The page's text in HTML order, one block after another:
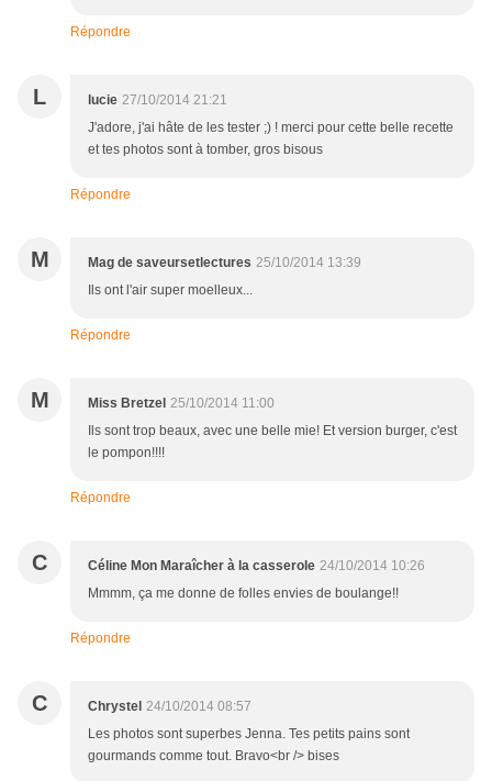
Répondre
L lucie 27/10/2014 21:21
J'adore, j'ai hâte de les tester ;) ! merci pour cette belle recette
et tes photos sont à tomber, gros bisous
Répondre
M Mag de saveursetlectures 25/10/2014 13:39
Ils ont l'air super moelleux...
Répondre
M Miss Bretzel 25/10/2014 11:00
Ils sont trop beaux, avec une belle mie! Et version burger, c'est
le pompon!!!!
Répondre
C Céline Mon Maraîcher à la casserole 24/10/2014 10:26
Mmmm, ça me donne de folles envies de boulange!!
Répondre
C Chrystel 24/10/2014 08:57
Les photos sont superbes Jenna. Tes petits pains sont
gourmands comme tout. Bravo<br /> bises